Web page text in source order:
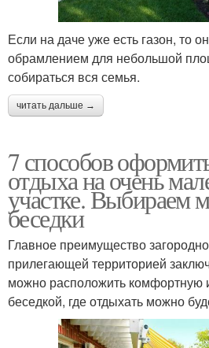
Если на даче уже есть газон, то
обрамлением для небольшой
собираться вся семья.
читать дальше →
7 способов
отдыха на очень
участке. Выбираем
беседки
Главное преимущество
прилегающей территорией
можно расположить комфортную
беседкой, где отдыхать можно